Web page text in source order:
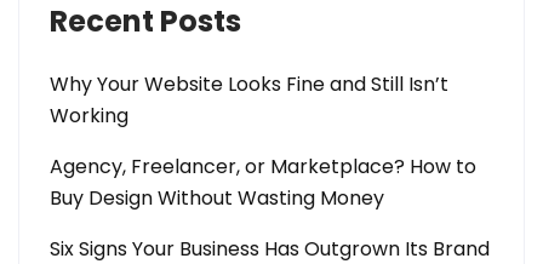
Recent Posts
Why Your Website Looks Fine and Still Isn’t
Working
Agency, Freelancer, or Marketplace? How to
Buy Design Without Wasting Money
Six Signs Your Business Has Outgrown Its Brand